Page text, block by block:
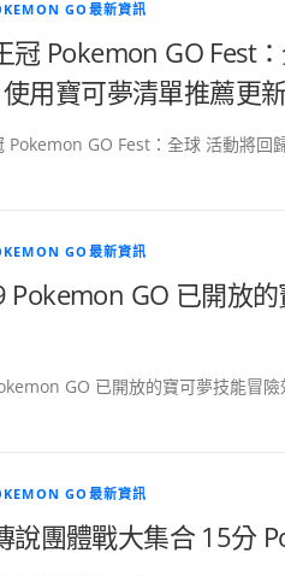
GO最新資訊
冠 Pokemon GO Fest
用寶可夢清單推薦更新
Pokemon GO Fest：全球 活動將回
GO最新資訊
Pokemon GO 已開放
GO 已開放的寶可夢技能冒
GO最新資訊
說團體戰大集合 15分